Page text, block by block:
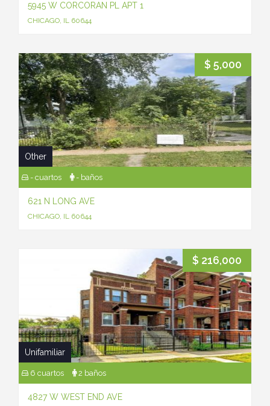
5945 W CORCORAN PL APT 1
CHICAGO, IL 60644
$ 5,000
Other
- cuartos - baños
621 N LONG AVE
CHICAGO, IL 60644
$ 216,000
Unifamiliar
6 cuartos 2 baños
4827 W WEST END AVE